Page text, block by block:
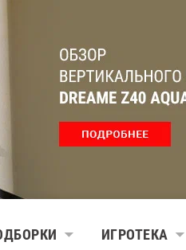
ИГРОТЕКА